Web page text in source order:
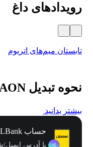
رویدادهای داغ
تابستان میم‌های اتریوم
نحوه تبدیل MARAON به CAD
بیشتر بدانید
حساب LBank رایگان خود را ایجاد کنید